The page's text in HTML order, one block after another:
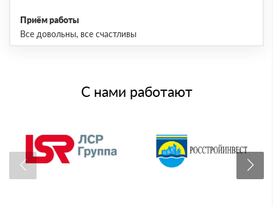
Приём работы
Все довольны, все счастливы
С нами работают